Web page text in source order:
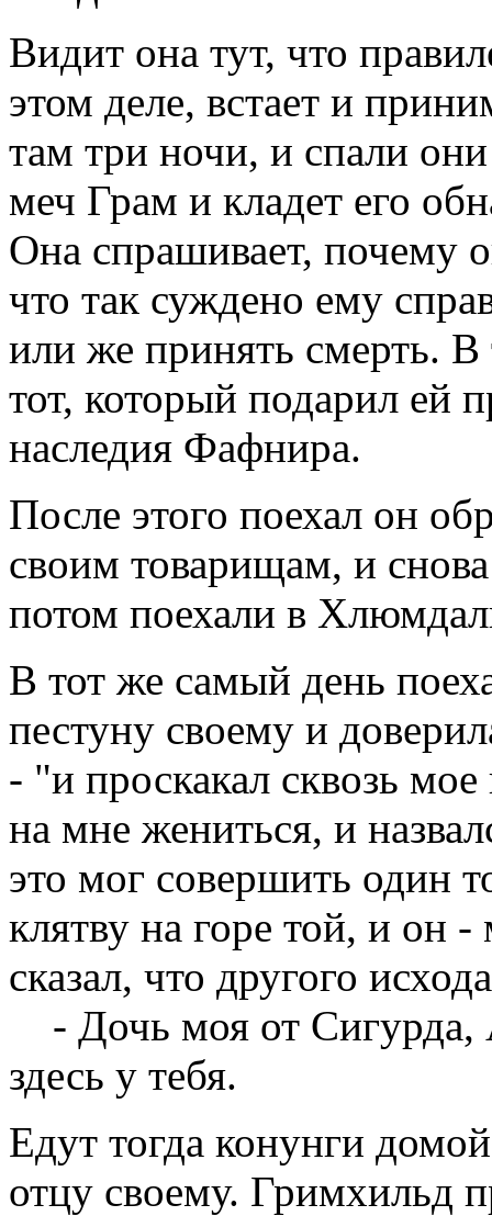
Видит она тут, что
этом деле, встает и
там три ночи, и спали
меч Грам и кладет его
Она спрашивает, почему
что так суждено ему
или же принять смерть. В
тот, который подарил ей
наследия Фафнира.
После этого поехал он
своим товарищам, и
потом поехали в
В тот же самый день
пестуну своему и
- "и проскакал сквозь
на мне жениться, и
это мог совершить один
клятву на горе той, и
сказал, что другого
- Дочь моя от Сигурда,
здесь у тебя.
Едут тогда конунги
отцу своему. Гримхильд